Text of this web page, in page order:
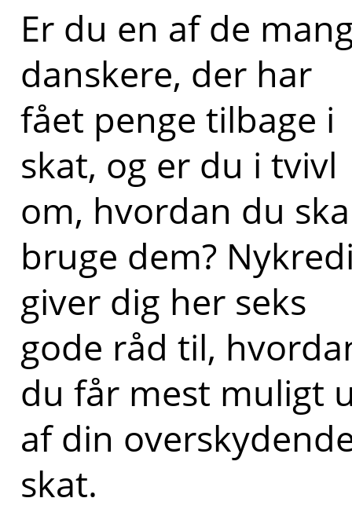
Er du en af de
danskere, der har
fået penge tilbage i
skat, og er du i tvivl
om, hvordan du
bruge dem?
giver dig her seks
gode råd til,
du får mest muligt
af din
skat.